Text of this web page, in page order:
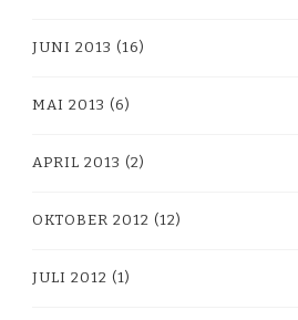
JUNI 2013 (16)
MAI 2013 (6)
APRIL 2013 (2)
OKTOBER 2012 (12)
JULI 2012 (1)